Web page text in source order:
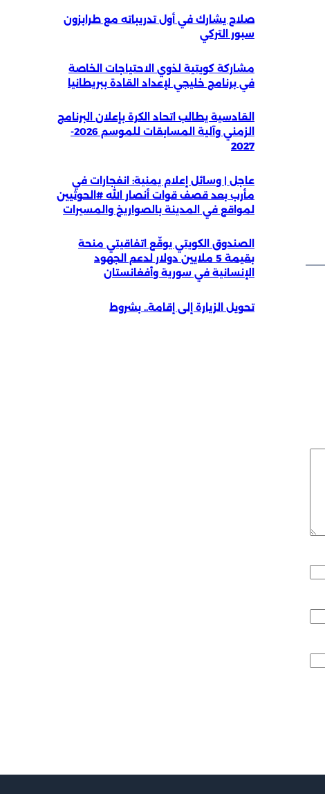
صلاح يشارك في أول تدريباته مع طرابزون
سبور التركي
مشاركة كويتية لذوي الاحتياجات الخاصة
في برنامج خليجي لإعداد القادة ببريطانيا
القادسية يطالب اتحاد الكرة بإعلان البرنامج
الزمني وآلية المسابقات للموسم 2026-
2027
عاجل | وسائل إعلام يمنية: انفجارات في
مأرب بعد قصف قوات أنصار الله #الحوثيين
لمواقع في المدينة بالصواريخ والمسيرات
الصندوق الكويتي يوقّع اتفاقيتي منحة
بقيمة 5 ملايين دولار لدعم الجهود
الإنسانية في سورية وأفغانستان
تحويل الزيارة إلى إقامة.. بشروط